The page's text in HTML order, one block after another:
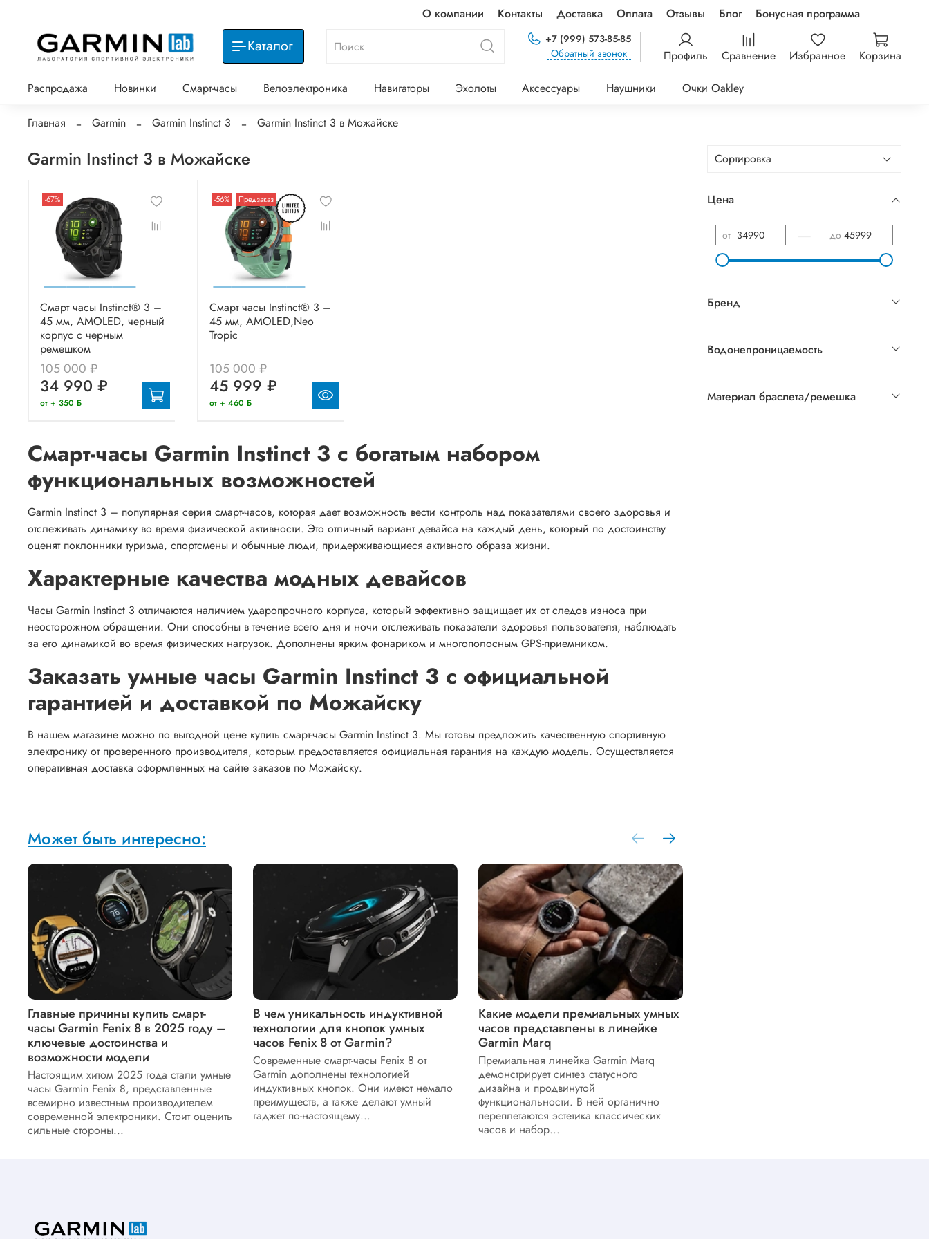
О компании Контакты Доставка Оплата Отзывы Блог Бонусная программа
Каталог
+7 (999) 573-85-85
Обратный звонок
Профиль Сравнение Избранное Корзина
Распродажа Новинки Смарт-часы Велоэлектроника Навигаторы Эхолоты Аксессуары Наушники Очки Oakley
Главная Garmin Garmin Instinct 3 Garmin Instinct 3 в Можайске
Garmin Instinct 3 в Можайске
-67%
Смарт часы Instinct® 3 –
45 мм, AMOLED, черный
корпус с черным
ремешком
105 000 ₽
34 990 ₽
от + 350 Б
-56% Предзаказ
Смарт часы Instinct® 3 –
45 мм, AMOLED,Neo
Tropic
105 000 ₽
45 999 ₽
от + 460 Б
Смарт-часы Garmin Instinct 3 с богатым набором
функциональных возможностей
Garmin Instinct 3 – популярная серия смарт-часов, которая дает возможность вести контроль над показателями своего здоровья и
отслеживать динамику во время физической активности. Это отличный вариант девайса на каждый день, который по достоинству
оценят поклонники туризма, спортсмены и обычные люди, придерживающиеся активного образа жизни.
Характерные качества модных девайсов
Часы Garmin Instinct 3 отличаются наличием ударопрочного корпуса, который эффективно защищает их от следов износа при
неосторожном обращении. Они способны в течение всего дня и ночи отслеживать показатели здоровья пользователя, наблюдать
за его динамикой во время физических нагрузок. Дополнены ярким фонариком и многополосным GPS-приемником.
Заказать умные часы Garmin Instinct 3 с официальной
гарантией и доставкой по Можайску
В нашем магазине можно по выгодной цене купить смарт-часы Garmin Instinct 3. Мы готовы предложить качественную спортивную
электронику от проверенного производителя, которым предоставляется официальная гарантия на каждую модель. Осуществляется
оперативная доставка оформленных на сайте заказов по Можайску.
Может быть интересно:
Главные причины купить смарт-
часы Garmin Fenix 8 в 2025 году –
ключевые достоинства и
возможности модели
Настоящим хитом 2025 года стали умные
часы Garmin Fenix 8, представленные
всемирно известным производителем
современной электроники. Стоит оценить
сильные стороны...
В чем уникальность индуктивной
технологии для кнопок умных
часов Fenix 8 от Garmin?
Современные смарт-часы Fenix 8 от
Garmin дополнены технологией
индуктивных кнопок. Они имеют немало
преимуществ, а также делают умный
гаджет по-настоящему...
Какие модели премиальных умных
часов представлены в линейке
Garmin Marq
Премиальная линейка Garmin Marq
демонстрирует синтез статусного
дизайна и продвинутой
функциональности. В ней органично
переплетаются эстетика классических
часов и набор...
Цена
от до
Бренд
Водонепроницаемость
Материал браслета/ремешка